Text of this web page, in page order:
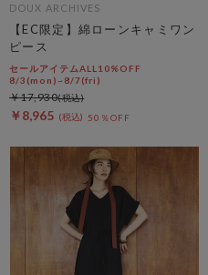
DOUX ARCHIVES
【EC限定】綿ローンキャミワン
ピース
セールアイテムALL10%OFF
8/3(mon)~8/7(fri)
￥8,965 50％OFF
￥17,930